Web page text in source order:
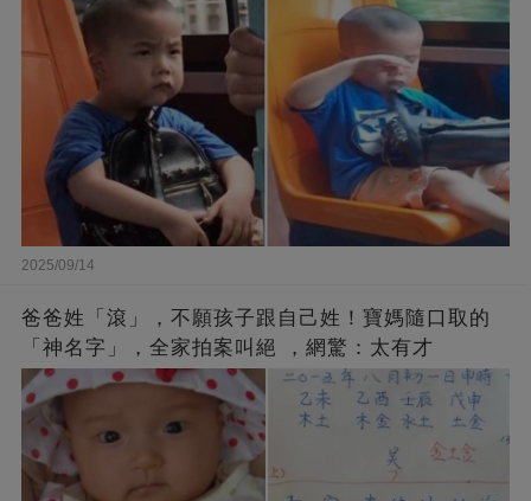
2025/09/14
爸爸姓「滾」，不願孩子跟自己姓！寶媽隨口取的
「神名字」，全家拍案叫絕 ，網驚：太有才